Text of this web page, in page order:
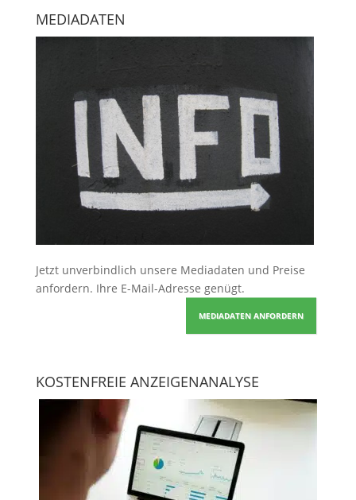
MEDIADATEN
Jetzt unverbindlich unsere Mediadaten und Preise
anfordern. Ihre E-Mail-Adresse genügt.
MEDIADATEN ANFORDERN
KOSTENFREIE ANZEIGENANALYSE